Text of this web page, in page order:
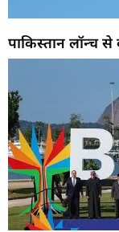
पाकिस्तान लॉन्च से